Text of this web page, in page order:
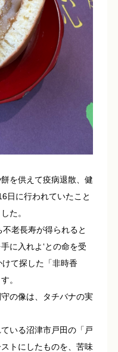
を供えて疫病退散、健
日に行われていたこと
た。
老長寿が得られると
に入れよ‘との命を受
て探した「非時香
。
の像は、タチバナの実
いる沼津市戸田の「戸
トにしたものを、苦味